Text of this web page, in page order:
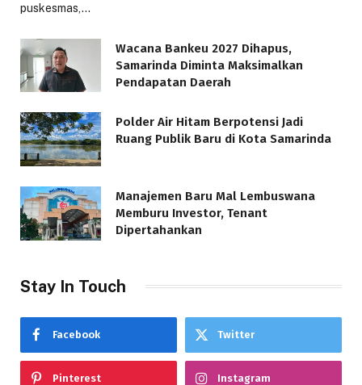
puskesmas,…
Wacana Bankeu 2027 Dihapus,
Samarinda Diminta Maksimalkan
Pendapatan Daerah
Polder Air Hitam Berpotensi Jadi
Ruang Publik Baru di Kota Samarinda
Manajemen Baru Mal Lembuswana
Memburu Investor, Tenant
Dipertahankan
Stay In Touch
Facebook Twitter
Pinterest Instagram